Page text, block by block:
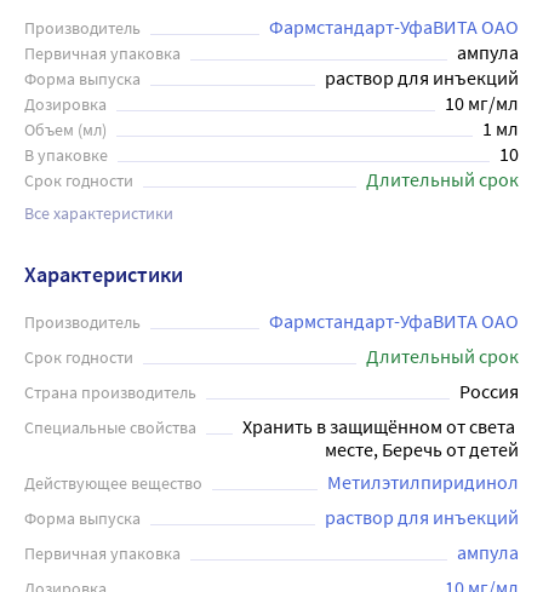
Производитель Фармстандарт-УфаВИТА ОАО
Первичная упаковка ампула
Форма выпуска раствор для инъекций
Дозировка 10 мг/мл
Объем (мл) 1 мл
В упаковке 10
Срок годности Длительный срок
Все характеристики
Характеристики
Производитель Фармстандарт-УфаВИТА ОАО
Срок годности Длительный срок
Страна производитель Россия
Специальные свойства
Хранить в защищённом от света
месте, Беречь от детей
Действующее вещество Метилэтилпиридинол
Форма выпуска раствор для инъекций
Первичная упаковка ампула
10 мг/мл